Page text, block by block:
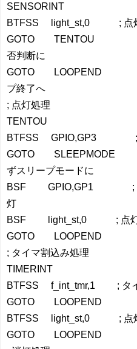
SENSORINT
BTFSS light_st,0 ; 点灯
GOTO TENTOU ;
否判断に
GOTO LOOPEND ;
プ終了へ
; 点灯処理
TENTOU
BTFSS GPIO,GP3 ;
GOTO SLEEPMODE ;
ずスリープモードに
BSF GPIO,GP1 ;
灯
BSF light_st,0 ; 点灯状
GOTO LOOPEND ;
; タイマ割込み処理
TIMERINT
BTFSS f_int_tmr,1 ; タイ
GOTO LOOPEND ;
BTFSS light_st,0 ; 点灯
GOTO LOOPEND ;